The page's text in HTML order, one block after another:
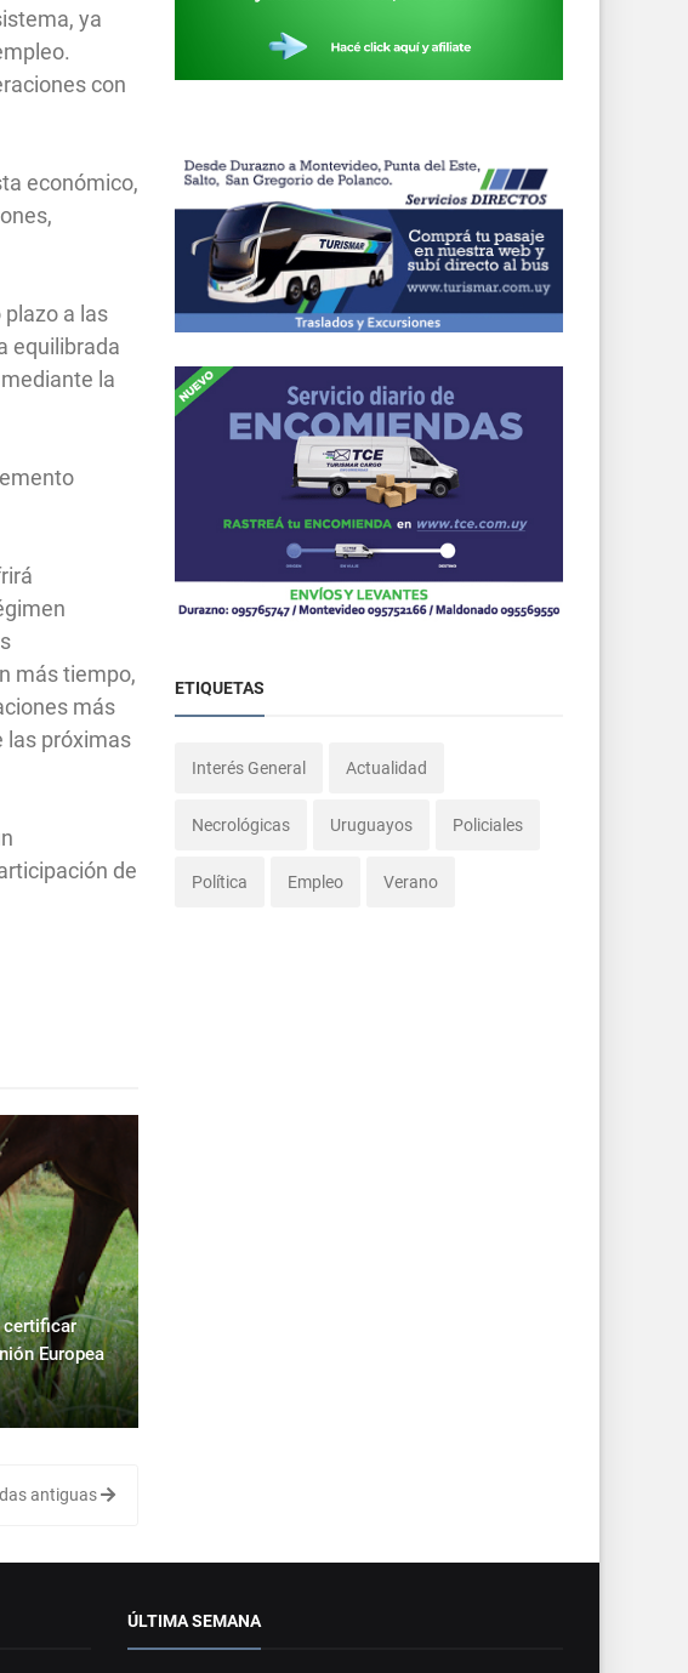
ya
con
económico,
a las
equilibrada
la
más tiempo,
más
las próximas
de
certificar
Europea
antiguas
ETIQUETAS
Interés General Actualidad
Necrológicas Uruguayos Policiales
Política Empleo Verano
ÚLTIMA SEMANA